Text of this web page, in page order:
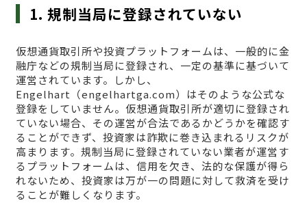
1. 規制当局に登録されていない
仮想通貨取引所や投資プラットフォームは、一般的に金
融庁などの規制当局に登録され、一定の基準に基づいて
運営されています。しかし、
Engelhart（engelhartga.com）はそのような公式な
登録をしていません。仮想通貨取引所が適切に登録され
ていない場合、その運営が合法であるかどうかを確認す
ることができず、投資家は詐欺に巻き込まれるリスクが
高まります。規制当局に登録されていない業者が運営す
るプラットフォームは、信用を欠き、法的な保護が得ら
れないため、投資家は万が一の問題に対して救済を受け
ることが難しくなります。